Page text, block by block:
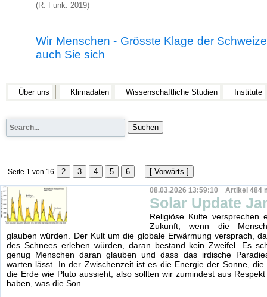
(R. Funk: 2019)
Wir Menschen - Grösste Klage der
auch Sie sich
Über uns Klimadaten Wissenschaftliche Studien Institute
Seite 1 von 16 ...
08.03.2026 13:59:10 Artikel 484
Solar Update
Religiöse Kulte versprechen
Zukunft, wenn die
glauben würden. Der Kult um die globale Erwärmung versprach,
des Schnees erleben würden, daran bestand kein Zweifel. Es
genug Menschen daran glauben und dass das irdische
warten lässt. In der Zwischenzeit ist es die Energie der Sonne, die
die Erde wie Pluto aussieht, also sollten wir zumindest aus
haben, was die Son...